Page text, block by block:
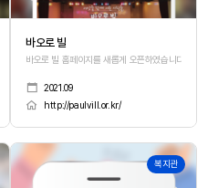
바오로 빌
바오로 빌 홈페이지를 새롭게 오픈하였습니다.
2021.09
http://paulvill.or.kr/
350 복지관